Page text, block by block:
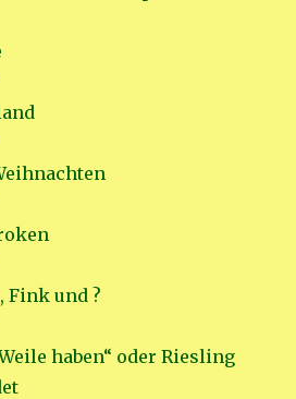
Fink und ?
haben“ oder Riesling